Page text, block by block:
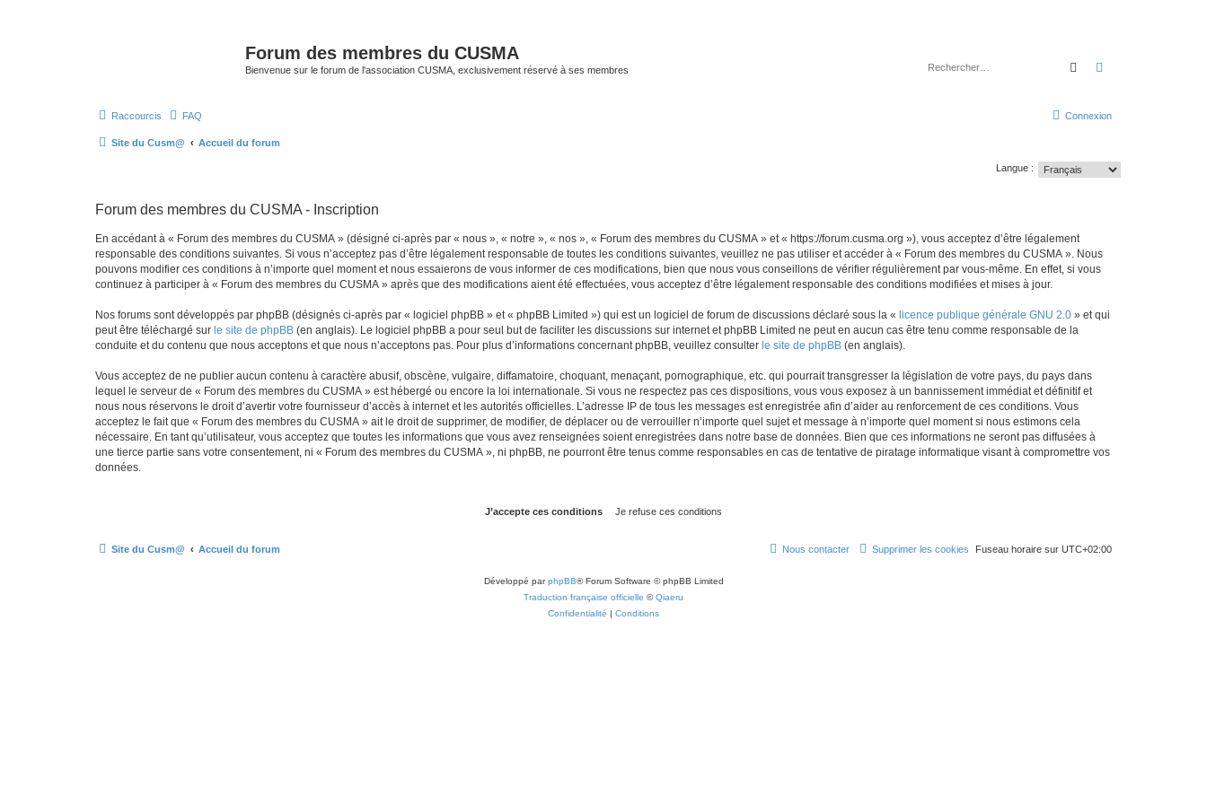
Forum des membres du CUSMA
Bienvenue sur le forum de l'association CUSMA, exclusivement réservé à ses membres Rechercher
Raccourcis FAQ Connexion
Site du Cusm@ Accueil du forum
Langue :
Forum des membres du CUSMA - Inscription
En accédant à « Forum des membres du CUSMA » (désigné ci-après par « nous », « notre », « nos », « Forum des membres du CUSMA » et « https://forum.cusma.org »), vous acceptez d’être légalement
responsable des conditions suivantes. Si vous n’acceptez pas d’être légalement responsable de toutes les conditions suivantes, veuillez ne pas utiliser et accéder à « Forum des membres du CUSMA ». Nous
pouvons modifier ces conditions à n’importe quel moment et nous essaierons de vous informer de ces modifications, bien que nous vous conseillons de vérifier régulièrement par vous-même. En effet, si vous
continuez à participer à « Forum des membres du CUSMA » après que des modifications aient été effectuées, vous acceptez d’être légalement responsable des conditions modifiées et mises à jour.
Nos forums sont développés par phpBB (désignés ci-après par « logiciel phpBB » et « phpBB Limited ») qui est un logiciel de forum de discussions déclaré sous la « licence publique générale GNU 2.0 » et qui
peut être téléchargé sur le site de phpBB (en anglais). Le logiciel phpBB a pour seul but de faciliter les discussions sur internet et phpBB Limited ne peut en aucun cas être tenu comme responsable de la
conduite et du contenu que nous acceptons et que nous n’acceptons pas. Pour plus d’informations concernant phpBB, veuillez consulter le site de phpBB (en anglais).
Vous acceptez de ne publier aucun contenu à caractère abusif, obscène, vulgaire, diffamatoire, choquant, menaçant, pornographique, etc. qui pourrait transgresser la législation de votre pays, du pays dans
lequel le serveur de « Forum des membres du CUSMA » est hébergé ou encore la loi internationale. Si vous ne respectez pas ces dispositions, vous vous exposez à un bannissement immédiat et définitif et
nous nous réservons le droit d’avertir votre fournisseur d’accès à internet et les autorités officielles. L’adresse IP de tous les messages est enregistrée afin d’aider au renforcement de ces conditions. Vous
acceptez le fait que « Forum des membres du CUSMA » ait le droit de supprimer, de modifier, de déplacer ou de verrouiller n’importe quel sujet et message à n’importe quel moment si nous estimons cela
nécessaire. En tant qu’utilisateur, vous acceptez que toutes les informations que vous avez renseignées soient enregistrées dans notre base de données. Bien que ces informations ne seront pas diffusées à
une tierce partie sans votre consentement, ni « Forum des membres du CUSMA », ni phpBB, ne pourront être tenus comme responsables en cas de tentative de piratage informatique visant à compromettre vos
données.
Site du Cusm@ Accueil du forum Fuseau horaire sur UTC+02:00
Supprimer les cookies
Nous contacter
Développé parphpBB® Forum Software © phpBB Limited
Traduction française officielle ©Qiaeru
Confidentialité | Conditions